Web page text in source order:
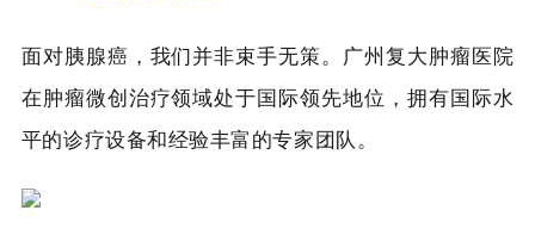
面对胰腺癌，我们并非束手无策。广州复大肿瘤医院
在肿瘤微创治疗领域处于国际领先地位，拥有国际水
平的诊疗设备和经验丰富的专家团队。